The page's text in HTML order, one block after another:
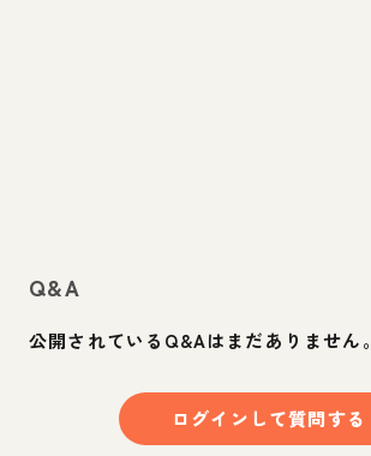
Q&A
公開されているQ&Aはまだありません。
ログインして質問する